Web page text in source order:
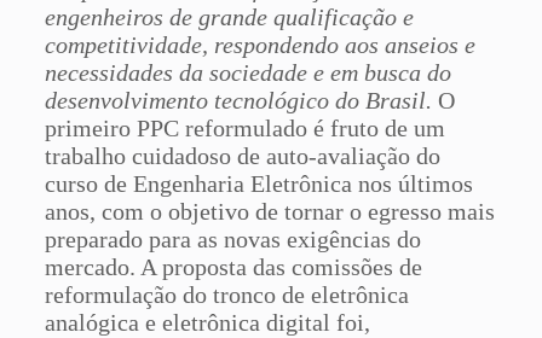
engenheiros de grande qualificação e
competitividade, respondendo aos anseios e
necessidades da sociedade e em busca do
desenvolvimento tecnológico do Brasil. O
primeiro PPC reformulado é fruto de um
trabalho cuidadoso de auto-avaliação do
curso de Engenharia Eletrônica nos últimos
anos, com o objetivo de tornar o egresso mais
preparado para as novas exigências do
mercado. A proposta das comissões de
reformulação do tronco de eletrônica
analógica e eletrônica digital foi,